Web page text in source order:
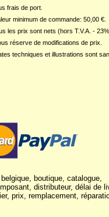
frais de port.
minimum de commande: 50,00 €.
les prix sont nets (hors T.V.A. -
réserve de modifications de prix.
techniques et illustrations sont
boutique, catalogue,
distributeur, délai de
prix, remplacement,